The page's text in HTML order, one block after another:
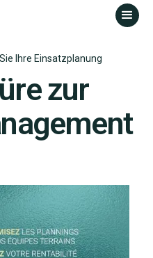
Ihre Einsatzplanung
zur